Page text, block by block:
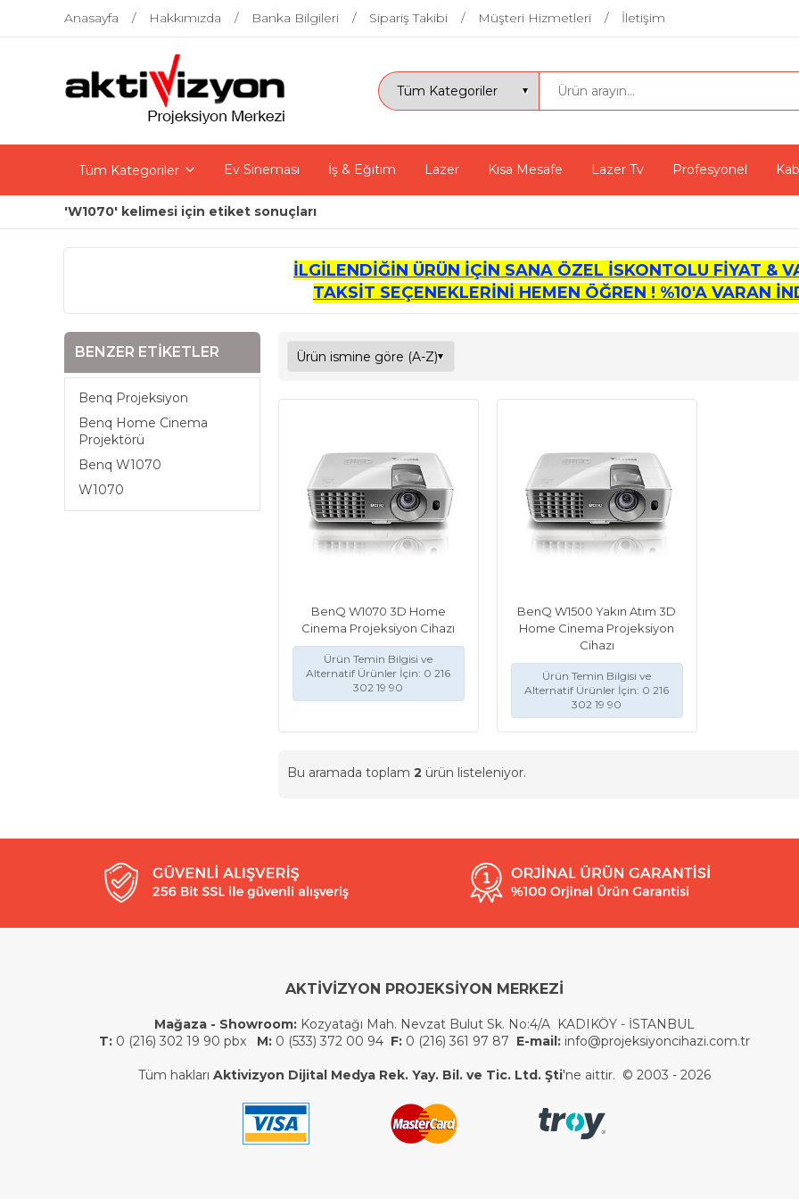
Anasayfa Hakkımızda Banka Bilgileri Sipariş Takibi Müşteri Hizmetleri İletişim
Tüm Kategoriler Ev Sineması İş & Eğitim Lazer Kısa Mesafe Lazer Tv Profesyonel
'W1070' kelimesi için etiket sonuçları
İLGİLENDİĞİN ÜRÜN İÇİN SANA ÖZEL İSKONTOLU FİYAT &
TAKSİT SEÇENEKLERİNİ HEMEN ÖĞREN ! %10'A VARAN
BENZER ETIKETLER
Benq Projeksiyon
Benq Home Cinema
Projektörü
Benq W1070
W1070
BenQ W1070 3D Home
Cinema Projeksiyon Cihazı
Ürün Temin Bilgisi ve
Alternatif Ürünler İçin: 0 216
302 19 90
BenQ W1500 Yakın Atım 3D
Home Cinema Projeksiyon
Cihazı
Ürün Temin Bilgisi ve
Alternatif Ürünler İçin: 0 216
302 19 90
Bu aramada toplam 2 ürün listeleniyor.
AKTİVİZYON PROJEKSİYON MERKEZİ
Mağaza - Showroom:Kozyatağı Mah. Nevzat Bulut Sk. No:4/A KADIKÖY - İSTANBUL
T:0 (216) 302 19 90 pbx M:0 (533) 372 00 94 F:0 (216) 361 97 87 E-mail:info@projeksiyoncihazi.com.tr
Tüm hakları Aktivizyon Dijital Medya Rek. Yay. Bil. ve Tic. Ltd. Şti'ne aittir. © 2003 - 2026